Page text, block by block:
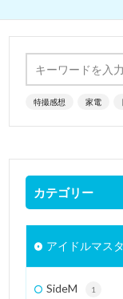
特撮感想 家電
カテゴリー
アイドルマス
SideM 1